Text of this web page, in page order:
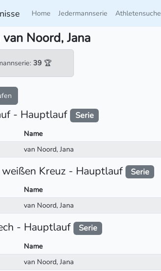
Home Jedermannserie Athletensuche
van Noord, Jana
39🏆
- Hauptlauf Serie
Name
van Noord, Jana
Kreuz - Hauptlauf Serie
Name
van Noord, Jana
- Hauptlauf Serie
Name
van Noord, Jana